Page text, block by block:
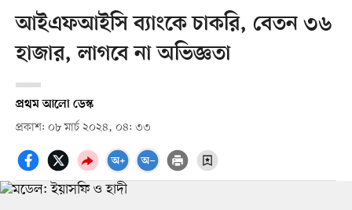
আইএফআইসি ব্যাংকে চাকরি, বেতন ৩৬
হাজার, লাগবে না অভিজ্ঞতা
প্রথম আলো ডেস্ক
প্রকাশ: ০৮ মার্চ ২০২৪, ০৪: ৩৩